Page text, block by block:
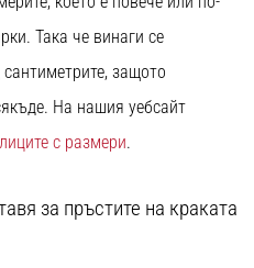
Така че винаги се
защото
На нашия уебсайт
с размери.
за пръстите на краката